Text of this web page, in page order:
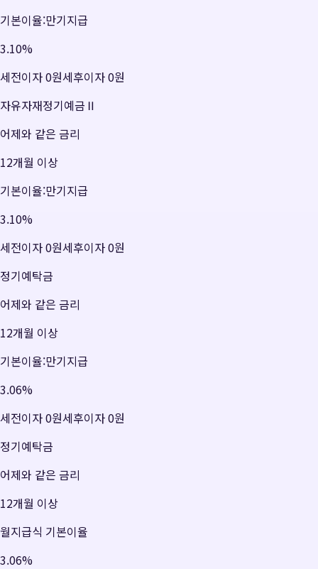
기본이율:만기지급
3.10%
세전이자0원세후이자0원
자유자재정기예금Ⅱ
어제와 같은 금리
12개월 이상
기본이율:만기지급
3.10%
세전이자0원세후이자0원
정기예탁금
어제와 같은 금리
12개월 이상
기본이율:만기지급
3.06%
세전이자0원세후이자0원
정기예탁금
어제와 같은 금리
12개월 이상
월지급식 기본이율
3.06%